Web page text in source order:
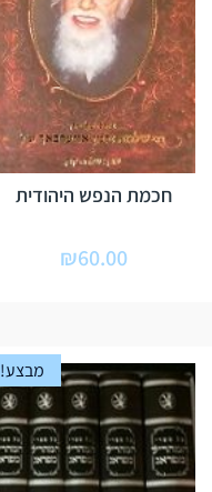
חכמת הנפש היהודית
₪60.00
מבצע!